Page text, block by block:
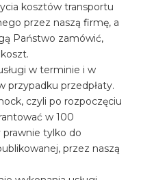
kosztów transportu
przez naszą firmę, a
Państwo zamówić,
w terminie i w
przypadku przedpłaty.
czyli po rozpoczęciu
w 100
tylko do
przez naszą